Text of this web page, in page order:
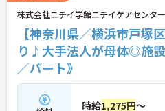
株式会社ニチイ学館ニチイケアセンタ
【神奈川県／横浜市戸塚
り♪大手法人が母体◎施
／パート》
時給1,275円～